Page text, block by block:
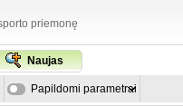
priemonę
Naujas
Papildomi parametrai